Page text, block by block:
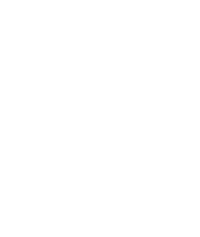
のではありません
以内＆設定した発送日数内に発送してい
以内に発送しています
数内に発送しています
！
！